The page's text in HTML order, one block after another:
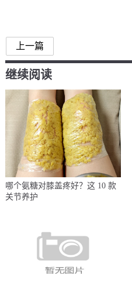
上一篇
继续阅读
哪个氨糖对膝盖疼好？这 10 款
关节养护